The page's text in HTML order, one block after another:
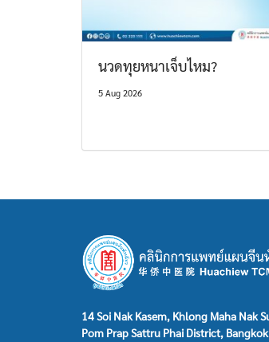
นวดทุยหนาเจ็บไหม?
5 Aug 2026
14 Soi Nak Kasem, Khlong Maha Nak
Pom Prap Sattru Phai District,